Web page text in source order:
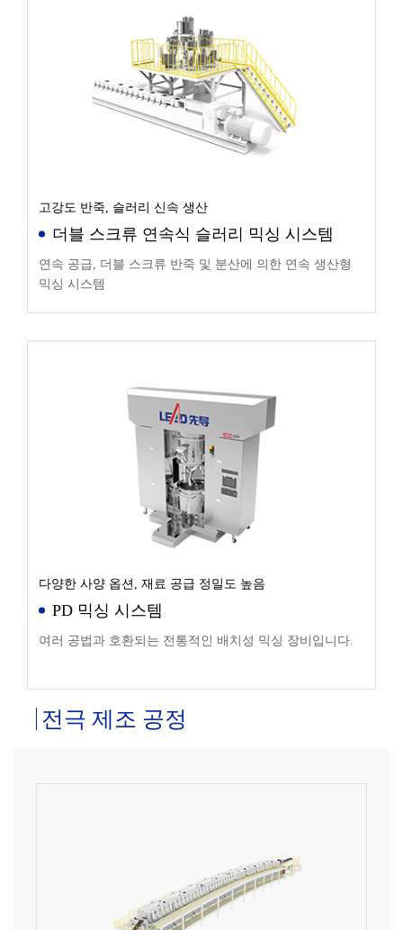
고강도 반죽, 슬러리 신속 생산
더블 스크류 연속식 슬러리 믹싱 시스템
연속 공급, 더블 스크류 반죽 및 분산에 의한 연속 생산형
믹싱 시스템
다양한 사양 옵션, 재료 공급 정밀도 높음
PD 믹싱 시스템
여러 공법과 호환되는 전통적인 배치성 믹싱 장비입니다.
전극 제조 공정